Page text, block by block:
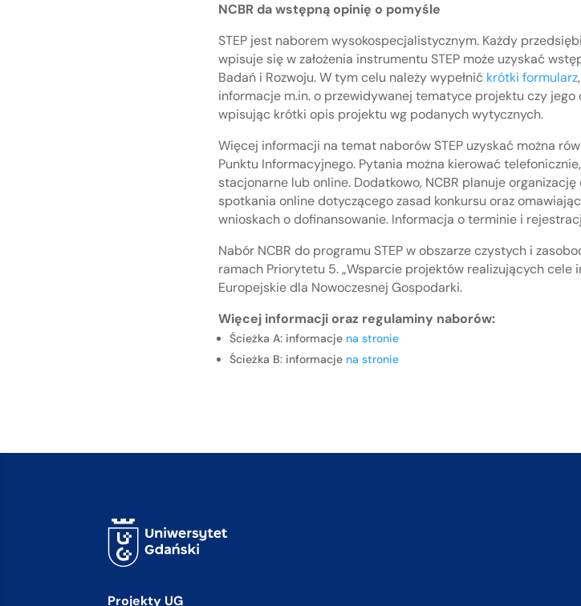
NCBR da wstępną opinię o pomyśle
STEP jest naborem wysokospecjalistycznym. Każdy
wpisuje się w założenia instrumentu STEP może uzyskać
Badań i Rozwoju. W tym celu należy wypełnić krótki formularz
informacje m.in. o przewidywanej tematyce projektu czy
wpisując krótki opis projektu wg podanych wytycznych.
Więcej informacji na temat naborów STEP uzyskać można
Punktu Informacyjnego. Pytania można kierować
stacjonarne lub online. Dodatkowo, NCBR planuje
spotkania online dotyczącego zasad konkursu oraz
wnioskach o dofinansowanie. Informacja o terminie i
Nabór NCBR do programu STEP w obszarze czystych i
ramach Priorytetu 5. „Wsparcie projektów realizujących cele
Europejskie dla Nowoczesnej Gospodarki.
Więcej informacji oraz regulaminy naborów:
Ścieżka A: informacje na stronie
Ścieżka B: informacje na stronie
Projekty UG